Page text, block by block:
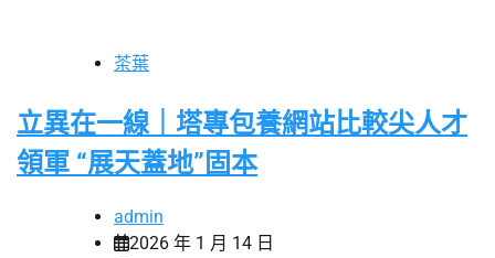
茶葉
立異在一線｜塔專包養網站比較尖人才
領軍 “展天蓋地”固本
admin
2026 年 1 月 14 日